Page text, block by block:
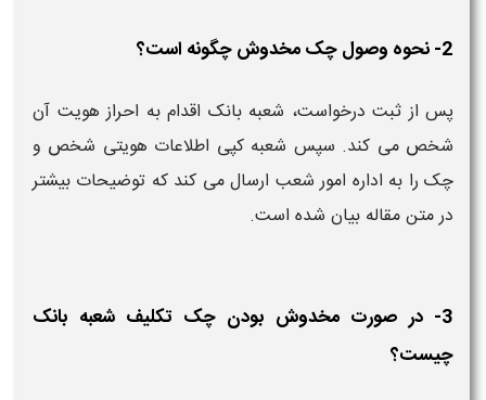
2- نحوه وصول چک مخدوش چگونه است؟
پس از ثبت درخواست، شعبه بانک اقدام به احراز هویت آن
شخص می کند. سپس شعبه کپی اطلاعات هویتی شخص و
چک را به اداره امور شعب ارسال می کند که توضیحات بیشتر
در متن مقاله بیان شده است.
3- در صورت مخدوش بودن چک تکلیف شعبه بانک
چیست؟